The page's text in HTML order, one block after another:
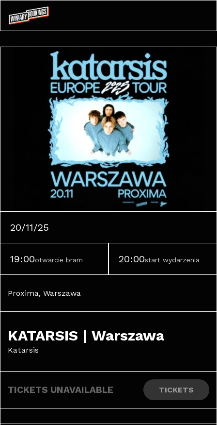
20/11/25
19:00otwarcie bram 20:00start wydarzenia
Proxima, Warszawa
KATARSIS | Warszawa
Katarsis
TICKETS UNAVAILABLE TICKETS